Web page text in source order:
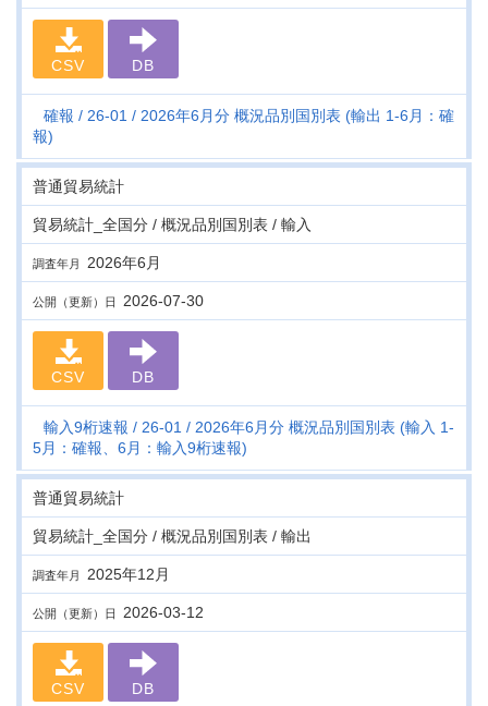
CSV DB
確報 26-01
2026年6月分 概況品別国別表 (輸出 1-6月：確
報)
普通貿易統計
貿易統計_全国分 / 概況品別国別表 / 輸入
調査年月 2026年6月
公開（更新）日 2026-07-30
CSV DB
輸入9桁速報 26-01
2026年6月分 概況品別国別表 (輸入 1-
5月：確報、6月：輸入9桁速報)
普通貿易統計
貿易統計_全国分 / 概況品別国別表 / 輸出
調査年月 2025年12月
公開（更新）日 2026-03-12
CSV DB